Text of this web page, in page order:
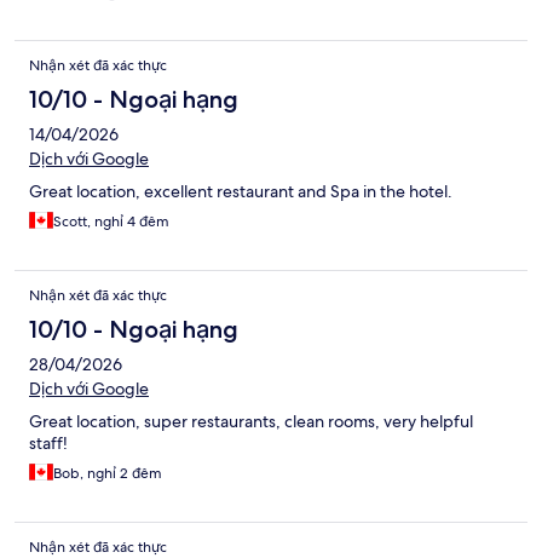
Nhận xét đã xác thực
10/10 - Ngoại hạng
14/04/2026
Dịch với Google
Great location, excellent restaurant and Spa in the hotel.
Scott, nghỉ 4 đêm
Nhận xét đã xác thực
10/10 - Ngoại hạng
28/04/2026
Dịch với Google
Great location, super restaurants, clean rooms, very helpful
staff!
Bob, nghỉ 2 đêm
Nhận xét đã xác thực